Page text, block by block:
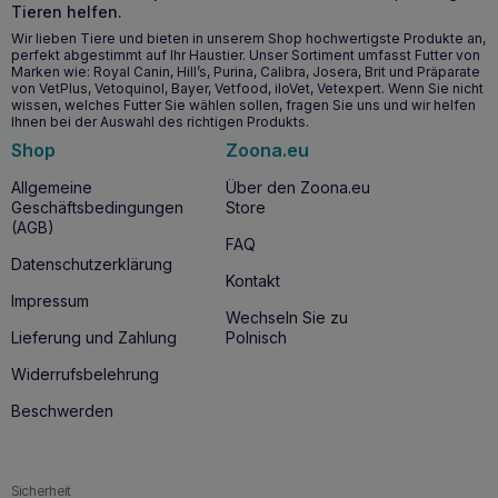
Regt den Appetit an und verhindert das Herausfressen
von Abfällen.
Liefert wichtige Probiotika und Vitamine.
Tonisiert den Verdauungstrakt, die Leber und die
Bauchspeicheldrüse.
Wann ist es ratsam, mit der Einnahme von
MIKITA Pansen Tabs Megavit zu beginnen?
Der Beginn der Nahrungsergänzung mit
wird immer dann empfohlen, wenn Sie
Ihrem HundAppetitprobleme
neigt, unerwünschte Stoffe zu fressen
der Vergangenheit Verdauungsprobleme hatte. Das
Produkt wird auch für Hunde empfohlen, die mit
Industriefutter gefüttert werden, um ihren Verdauungstrakt
unterstützen.
Tabletten für Hunde
Tieren helfen.
Wir lieben Tiere und bieten in unserem Shop hochwertigste Produkte an,
perfekt abgestimmt auf Ihr Haustier. Unser Sortiment umfasst Futter von
Marken wie: Royal Canin, Hill’s, Purina, Calibra, Josera, Brit und Präparate
von VetPlus, Vetoquinol, Bayer, Vetfood, iloVet, Vetexpert. Wenn Sie nicht
wissen, welches Futter Sie wählen sollen, fragen Sie uns und wir helfen
Ihnen bei der Auswahl des richtigen Produkts.
Shop
Allgemeine
Geschäftsbedingungen
(AGB)
Datenschutzerklärung
Impressum
Lieferung und Zahlung
Widerrufsbelehrung
Beschwerden
Zoona.eu
Über den Zoona.eu
Store
FAQ
Kontakt
Wechseln Sie zu
Polnisch
Sicherheit